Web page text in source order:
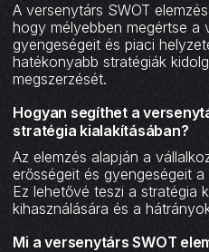
A versenytárs SWOT
hogy mélyebben megértse a
gyengeségeit és piaci
hatékonyabb stratégiák
megszerzését.‍
Hogyan segíthet a
stratégia kialakításában?
Az elemzés alapján a
erősségeit és gyengeségeit
Ez lehetővé teszi a stratégia
kihasználására és a
Mi a versenytárs SWOT